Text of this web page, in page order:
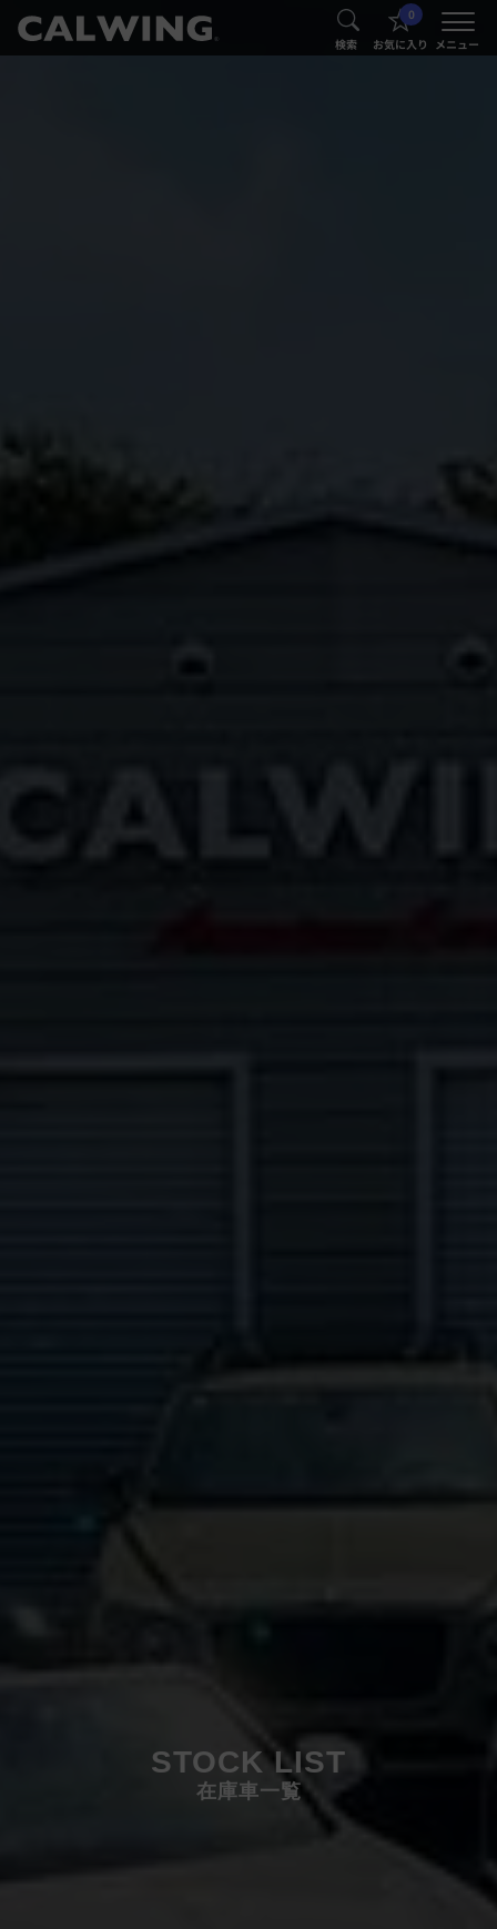
® 検索
0
お気に入り メニュー
®
STOCK LIST
在庫車一覧